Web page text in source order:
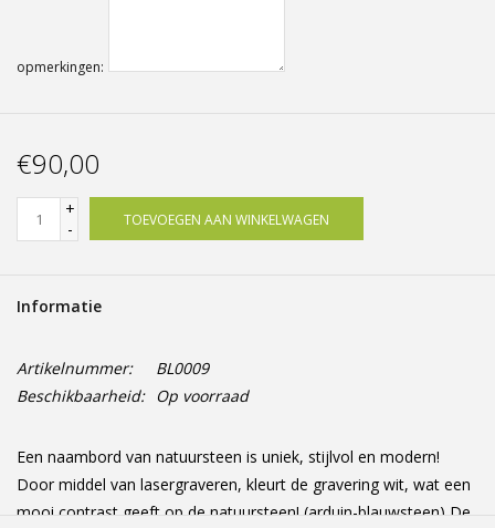
opmerkingen:
€90,00
+
-
TOEVOEGEN AAN WINKELWAGEN
Informatie
Artikelnummer:
BL0009
Beschikbaarheid: Op voorraad
Een naambord van natuursteen is uniek, stijlvol en modern!
Door middel van lasergraveren, kleurt de gravering wit, wat een
mooi contrast geeft op de natuursteen! (arduin-blauwsteen) De